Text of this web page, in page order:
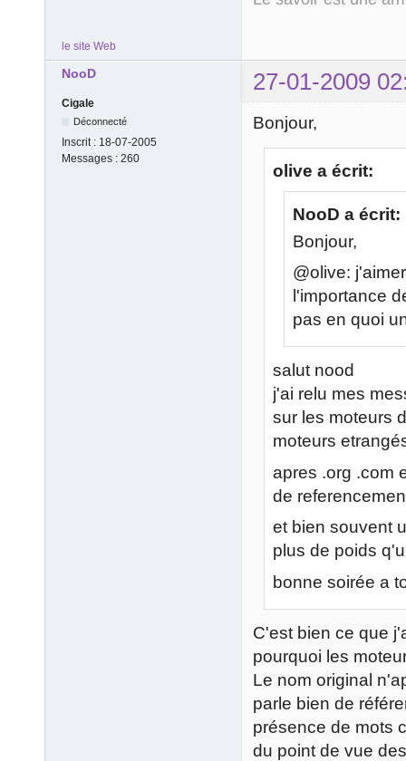
le site Web
NooD 27-01-2009
Cigale
Déconnecté
Inscrit : 18-07-2005
Messages : 260
Bonjour,
olive a écrit:
NooD a écrit:
Bonjour,
@olive:
l'importance
pas en quoi
salut nood
j'ai relu mes
sur les moteurs
moteurs
apres .org .com
de
et bien souvent
plus de poids
bonne soirée a
C'est bien ce que
pourquoi les
Le nom original
parle bien de
présence de mots
du point de vue